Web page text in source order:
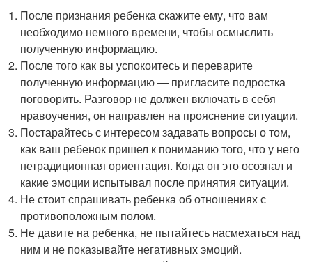
После признания ребенка скажите ему, что вам
необходимо немного времени, чтобы осмыслить
полученную информацию.
После того как вы успокоитесь и переварите
полученную информацию — пригласите подростка
поговорить. Разговор не должен включать в себя
нравоучения, он направлен на прояснение ситуации.
Постарайтесь с интересом задавать вопросы о том,
как ваш ребенок пришел к пониманию того, что у него
нетрадиционная ориентация. Когда он это осознал и
какие эмоции испытывал после принятия ситуации.
Не стоит спрашивать ребенка об отношениях с
противоположным полом.
Не давите на ребенка, не пытайтесь насмехаться над
ним и не показывайте негативных эмоций.